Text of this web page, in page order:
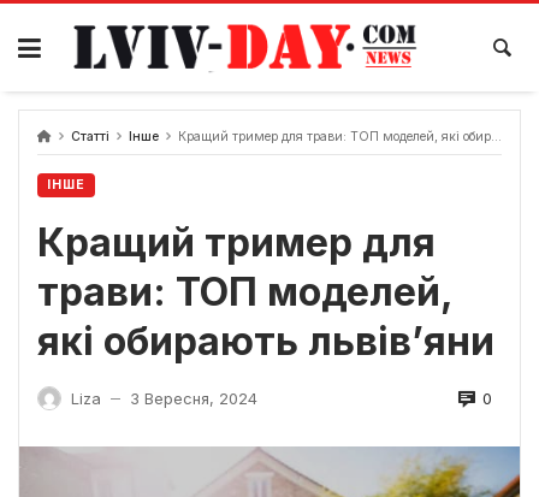
Skip
content
Статті Інше Кращий тример для трави: ТОП моделей, які обирають львів’яни
ІНШЕ
Кращий тример для
трави: ТОП моделей,
які обирають львів’яни
Liza — 3 Вересня, 2024 0